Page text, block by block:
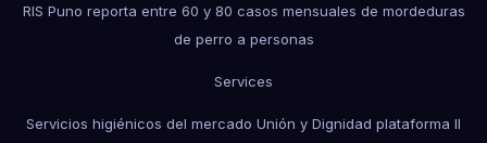
RIS Puno reporta entre 60 y 80 casos mensuales de mordeduras
de perro a personas
Services
Servicios higiénicos del mercado Unión y Dignidad plataforma II